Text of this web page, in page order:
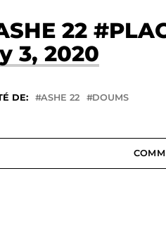
22
3, 2020
DE: ASHE 22 DOUMS